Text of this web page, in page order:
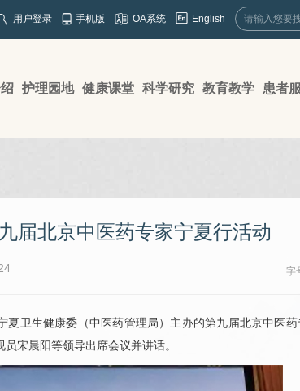
用户登录 手机版 OA系统 English
护理园地 健康课堂 科学研究 教育教学 患者
届北京中医药专家宁夏行活动
字
卫生健康委（中医药管理局）主办的第九届北京中医药
宋晨阳等领导出席会议并讲话。